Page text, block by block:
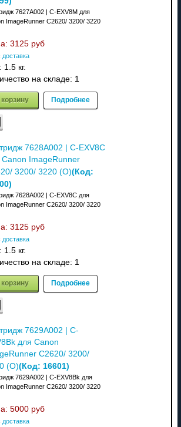
7627A002 | C-EXV8M для
ImageRunner C2620/ 3200/ 3220
3125 руб
доставка
1.5 кг.
на складе: 1
Подробнее
7628A002 | C-EXV8C
Canon ImageRunner
3200/ 3220 (О)(Код:
)
7628A002 | C-EXV8C для
ImageRunner C2620/ 3200/ 3220
3125 руб
доставка
1.5 кг.
на складе: 1
Подробнее
7629A002 | C-
для Canon
C2620/ 3200/
(О)(Код: 16601)
7629A002 | C-EXV8Bk для
ImageRunner C2620/ 3200/ 3220
5000 руб
доставка